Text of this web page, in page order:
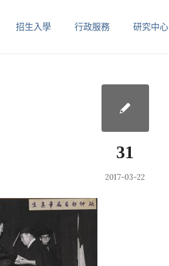
招生入學 行政服務 研究中心
31
2017-03-22